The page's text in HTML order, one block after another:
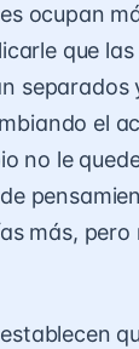
ocupan
que
el
no le
más,